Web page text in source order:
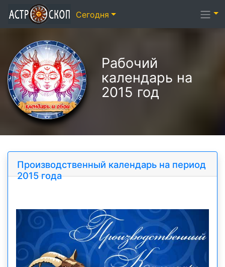
Рабочий
календарь на
2015 год
Производственный календарь на период
2015 года
Сегодня